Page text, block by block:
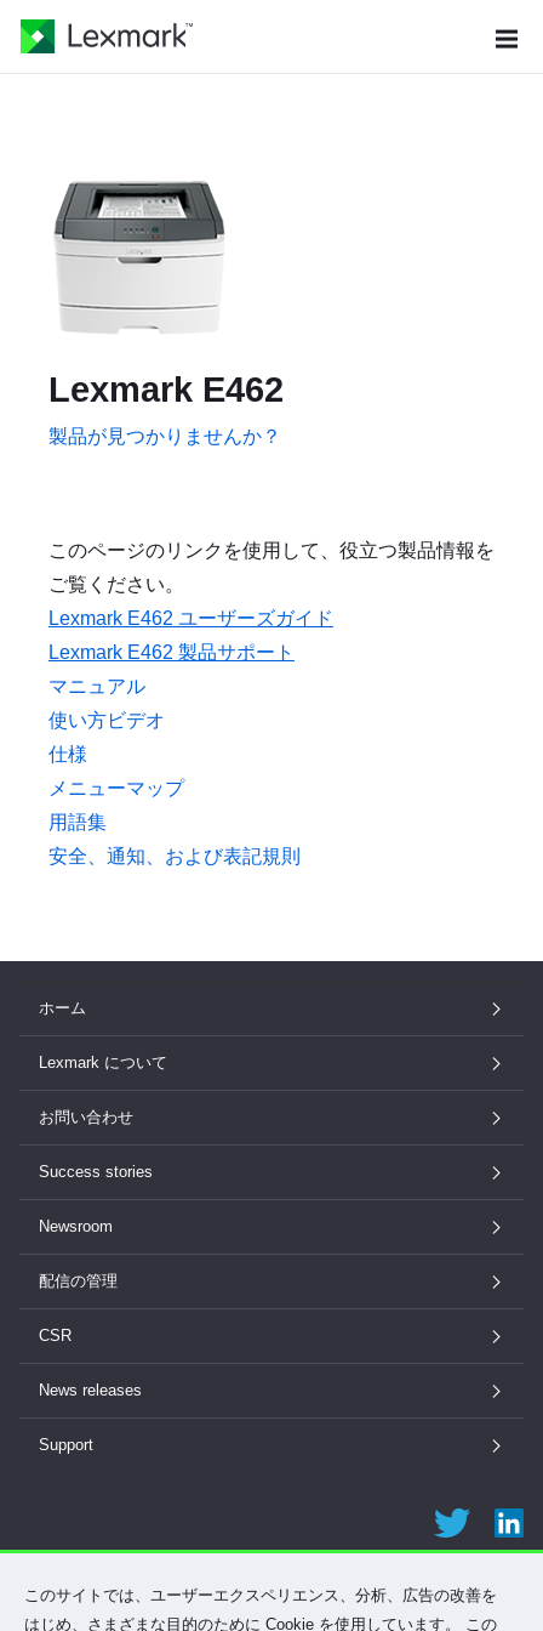
Lexmark E462
製品が見つかりませんか？
このページのリンクを使用して、役立つ製品情報を
ご覧ください。
Lexmark E462 ユーザーズガイド
Lexmark E462 製品サポート
マニュアル
使い方ビデオ
仕様
メニューマップ
用語集
安全、通知、および表記規則
ホーム
Lexmark について
お問い合わせ
Success stories
Newsroom
配信の管理
CSR
News releases
Support
このサイトでは、ユーザーエクスペリエンス、分析、広告の改善を
はじめ、さまざまな目的のために Cookie を使用しています。 この